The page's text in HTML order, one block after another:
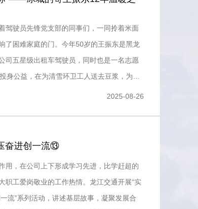
驾驶员先锋党支部的同事们，一同拎着米面
了困难家庭的门。今年50岁的王振东是黑龙
司五星级出租车驾驶员，同时也是一名志愿
身公益，在为清雪环卫工人送去豆浆，为高
2025-08-26
奋进创一流⑬
用，在公司上下形成学习先进，比学赶超的
职工爱岗敬业的工作热情。龙江交通开展“实
流”系列活动，讲述基层故事，凝聚发展合